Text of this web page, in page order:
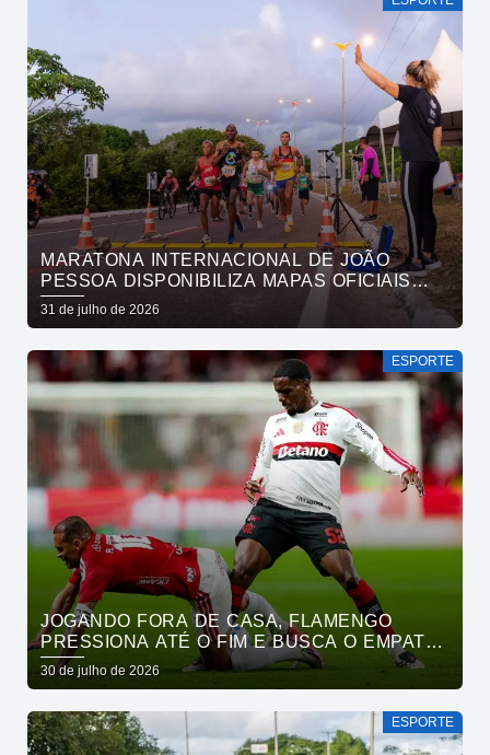
MARATONA INTERNACIONAL DE JOÃO
PESSOA DISPONIBILIZA MAPAS OFICIAIS
DAS PROVAS E ORIENTA ATLETAS SOBRE
TRAJETOS
31 de julho de 2026
ESPORTE
JOGANDO FORA DE CASA, FLAMENGO
PRESSIONA ATÉ O FIM E BUSCA O EMPATE
PELO BRASILEIRÃO
30 de julho de 2026
ESPORTE